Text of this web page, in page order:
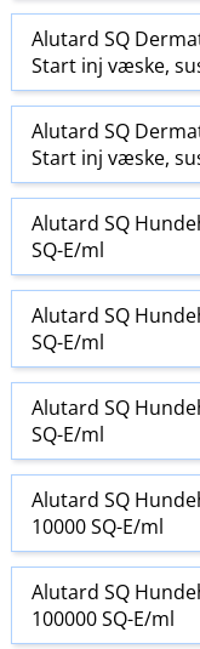
Alutard SQ
Start inj væske,
Alutard SQ
Start inj væske,
Alutard SQ
SQ-E​/​ml
Alutard SQ
SQ-E​/​ml
Alutard SQ
SQ-E​/​ml
Alutard SQ
10000 SQ-E​/​ml
Alutard SQ
100000 SQ-E​/​ml